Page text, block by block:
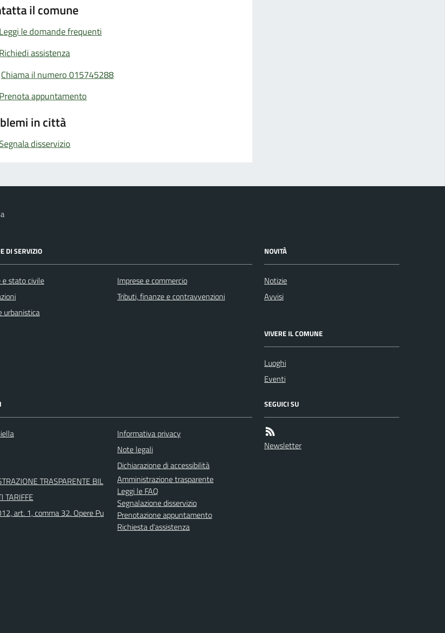
il comune
Leggi le domande frequenti
Richiedi assistenza
Chiama il numero 015745288
Prenota appuntamento
in città
Segnala disservizio
DI SERVIZIO
e stato civile
urbanistica
Imprese e commercio
Tributi, finanze e contravvenzioni
NOVITÀ
Notizie
Avvisi
VIVERE IL COMUNE
Luoghi
Eventi
TRASPARENTE BIL
TARIFFE
art. 1, comma 32. Opere Pu
Informativa privacy
Note legali
Dichiarazione di accessibilità
Amministrazione trasparente
Leggi le FAQ
Segnalazione disservizio
Prenotazione appuntamento
Richiesta d'assistenza
SEGUICI SU
Newsletter